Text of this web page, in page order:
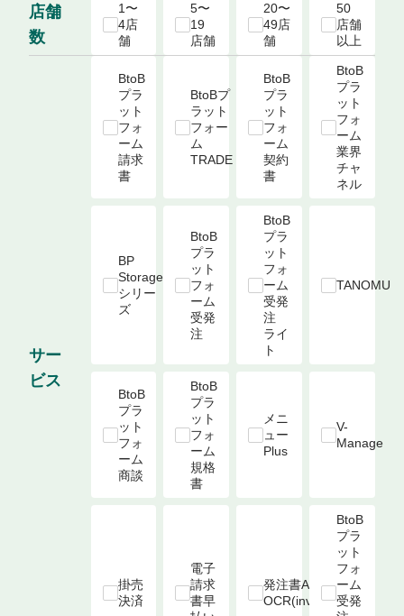
店舗
数
1〜
4店
舗
5〜
19
店舗
20〜
49店
舗
50
店舗
以上
サー
ビス
BtoB
プラ
ット
フォ
ーム
請求
書
BtoBプ
ラット
フォー
ム
TRADE
BtoB
プラ
ット
フォ
ーム
契約
書
BtoB
プラ
ット
フォ
ーム
業界
チャ
ネル
BP
Storage
シリー
ズ
BtoB
プラ
ット
フォ
ーム
受発
注
BtoB
プラ
ット
フォ
ーム
受発
注
ライ
ト
TANOMU
BtoB
プラ
ット
フォ
ーム
商談
BtoB
プラ
ット
フォ
ーム
規格
書
メニ
ュー
Plus
V-
Manage
掛売
決済
電子
請求
書早
発注書AI-
OCR(invox)
BtoB
プラ
ット
フォ
ーム
受発